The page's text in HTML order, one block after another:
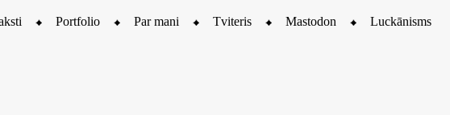
Portfolio Par mani Tviteris Mastodon Luckānisms